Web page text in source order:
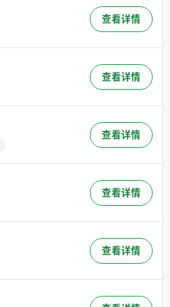
查看详情
查看详情
查看详情
查看详情
查看详情